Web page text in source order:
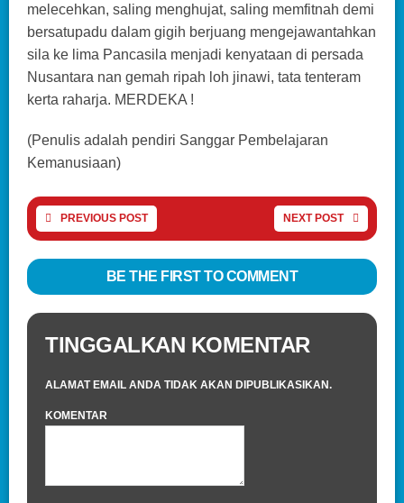
melecehkan, saling menghujat, saling memfitnah demi
bersatupadu dalam gigih berjuang mengejawantahkan
sila ke lima Pancasila menjadi kenyataan di persada
Nusantara nan gemah ripah loh jinawi, tata tenteram
kerta raharja. MERDEKA !
(Penulis adalah pendiri Sanggar Pembelajaran
Kemanusiaan)
PREVIOUS POST NEXT POST
BE THE FIRST TO COMMENT
TINGGALKAN KOMENTAR
ALAMAT EMAIL ANDA TIDAK AKAN DIPUBLIKASIKAN.
KOMENTAR